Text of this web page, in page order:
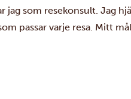
jag som resekonsult. Jag
passar varje resa. Mitt